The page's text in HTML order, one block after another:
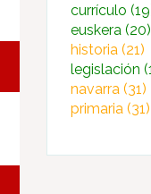
currículo
euskera(20)
historia(21)
legislación
navarra(31)
primaria(31)